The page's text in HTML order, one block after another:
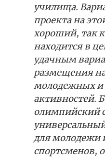
училища.
проекта на
хороший, так
находится в
удачным
размещения
молодежных и
активностей.
олимпийский
для молодежи
спортсменов,